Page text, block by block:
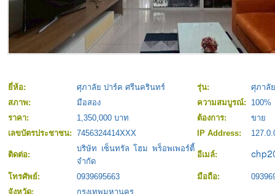
ยี่ห้อ: ศุภาลัย ปาร์ค ศรีนครินทร์ รุ่น:
ศุภาลั
สภาพ:
มือสอง ความสมบูรณ์:
100%
ราคา:
1,350,000 บาท ต้องการ:
ขาย
เลขบัตรประชาชน: 7456324414XXX IP Address:
ติดต่อ:
บริษัท เซ็นทรัล โฮม พร็อพเพอร์ตี้
จำกัด
อีเมล์:
โทรศัพย์: 0939695663 มือถือ:
จังหวัด:
กรุงเทพมหานคร